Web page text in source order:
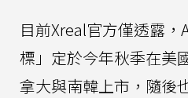
目前Xreal官方僅透露
標」定於今年秋季在美
拿大與南韓上市，隨後